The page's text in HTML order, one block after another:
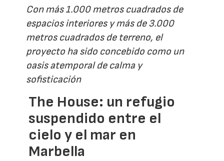
Con más 1.000 metros cuadrados de
espacios interiores y más de 3.000
metros cuadrados de terreno, el
proyecto ha sido concebido como un
oasis atemporal de calma y
sofisticación
The House: un refugio
suspendido entre el
cielo y el mar en
Marbella